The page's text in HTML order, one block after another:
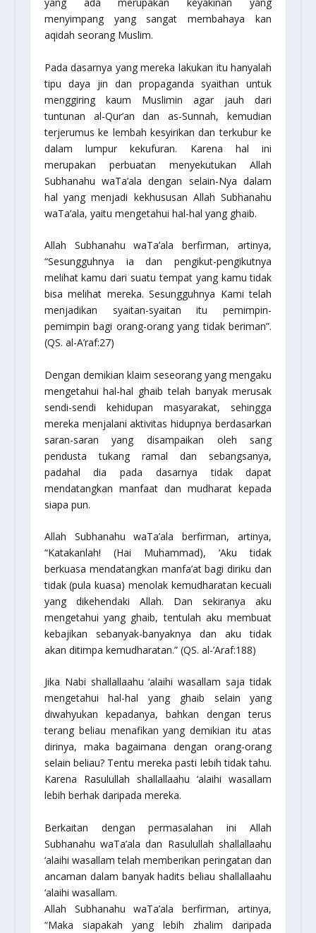
yang ada merupakan keyakinan yang
menyimpang yang sangat membahaya kan
aqidah seorang Muslim.
Pada dasarnya yang mereka lakukan itu hanyalah
tipu daya jin dan propaganda syaithan untuk
menggiring kaum Muslimin agar jauh dari
tuntunan al-Qur’an dan as-Sunnah, kemudian
terjerumus ke lembah kesyirikan dan terkubur ke
dalam lumpur kekufuran. Karena hal ini
merupakan perbuatan menyekutukan Allah
Subhanahu waTa’ala dengan selain-Nya dalam
hal yang menjadi kekhususan AllahSubhanahu
waTa’ala, yaitu mengetahui hal-hal yang ghaib.
Allah Subhanahu waTa’ala berfirman, artinya,
“Sesungguhnya ia dan pengikut-pengikutnya
melihat kamu dari suatu tempat yang kamu tidak
bisa melihat mereka. Sesungguhnya Kami telah
menjadikan syaitan-syaitan itu pemimpin-
pemimpin bagi orang-orang yang tidak beriman”.
(QS. al-A’raf:27)
Dengan demikian klaim seseorang yang mengaku
mengetahui hal-hal ghaib telah banyak merusak
sendi-sendi kehidupan masyarakat, sehingga
mereka menjalani aktivitas hidupnya berdasarkan
saran-saran yang disampaikan oleh sang
pendusta tukang ramal dan sebangsanya,
padahal dia pada dasarnya tidak dapat
mendatangkan manfaat dan mudharat kepada
siapa pun.
Allah Subhanahu waTa’ala berfirman, artinya,
“Katakanlah! (Hai Muhammad), ‘Aku tidak
berkuasa mendatangkan manfa’at bagi diriku dan
tidak (pula kuasa) menolak kemudharatan kecuali
yang dikehendaki Allah. Dan sekiranya aku
mengetahui yang ghaib, tentulah aku membuat
kebajikan sebanyak-banyaknya dan aku tidak
akan ditimpa kemudharatan.”(QS. al-’Araf:188)
Jika Nabi shallallaahu ‘alaihi wasallam saja tidak
mengetahui hal-hal yang ghaib selain yang
diwahyukan kepadanya, bahkan dengan terus
terang beliau menafikan yang demikian itu atas
dirinya, maka bagaimana dengan orang-orang
selain beliau? Tentu mereka pasti lebih tidak tahu.
Karena Rasulullah shallallaahu ‘alaihi wasallam
lebih berhak daripada mereka.
Berkaitan dengan permasalahan ini Allah
Subhanahu waTa’ala dan Rasulullah shallallaahu
‘alaihi wasallam telah memberikan peringatan dan
ancaman dalam banyak hadits beliau shallallaahu
‘alaihi wasallam.
Allah Subhanahu waTa’ala berfirman, artinya,
“Maka siapakah yang lebih zhalim daripada